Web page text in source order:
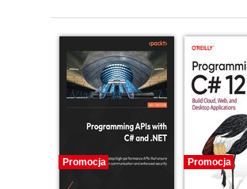
Promocja Promocja